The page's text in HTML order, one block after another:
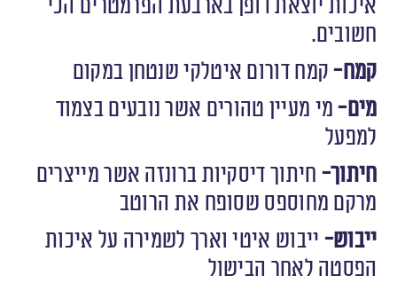
איכות יוצאת דופן בארבעת הפרמטרים הכי
חשובים.
קמח- קמח דורום איטלקי שנטחן במקום
מים- מי מעיין טהורים אשר נובעים בצמוד
למפעל
חיתוך- חיתוך דיסקיות ברונזה אשר מייצרים
מרקם מחוספס שסופח את הרוטב
ייבוש- ייבוש איטי וארך לשמירה על איכות
הפסטה לאחר הבישול